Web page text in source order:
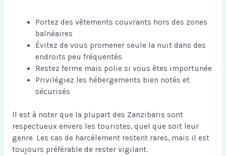
Portez des vêtements couvrants hors des zones
balnéaires
Évitez de vous promener seule la nuit dans des
endroits peu fréquentés
Restez ferme mais polie si vous êtes importunée
Privilégiez les hébergements bien notés et
sécurisés
Il est à noter que la plupart des Zanzibaris sont
respectueux envers les touristes, quel que soit leur
genre. Les cas de harcèlement restent rares, mais il est
toujours préférable de rester vigilant.